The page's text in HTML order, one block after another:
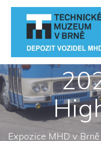
Expozice MHD v